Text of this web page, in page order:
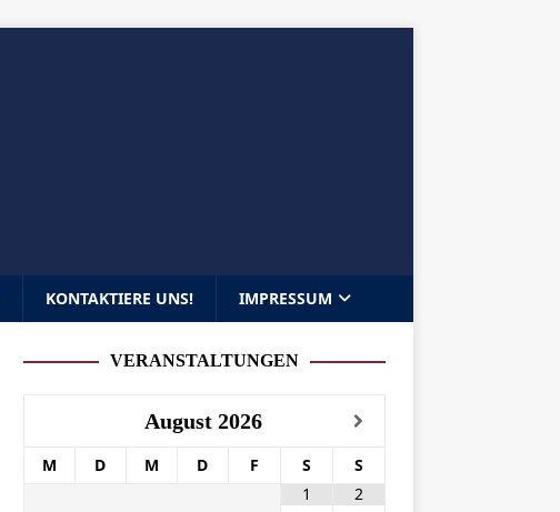
KONTAKTIERE UNS! IMPRESSUM
VERANSTALTUNGEN
August 2026
M D M D F S
S
1
2